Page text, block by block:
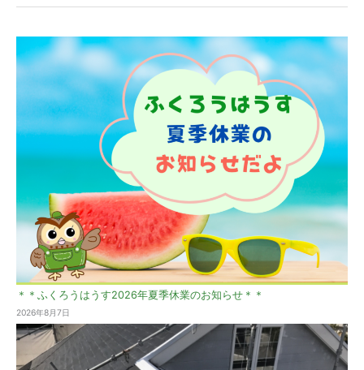
＊＊ふくろうはうす2026年夏季休業のお知らせ＊＊
2026年8月7日